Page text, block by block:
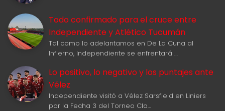
Todo confirmado para el cruce entre
Independiente y Atlético Tucumán
Tal como lo adelantamos en De La Cuna al
Infierno, Independiente se enfrentará …
Lo positivo, lo negativo y los puntajes ante
Vélez
Independiente visitó a Vélez Sarsfield en Liniers
por la Fecha 3 del Torneo Cla…